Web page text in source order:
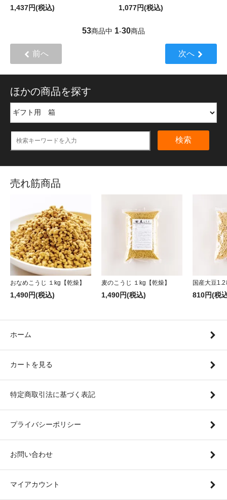
1,437円(税込)
1,077円(税込)
53商品中 1-30商品
前へ 次へ
ほかの商品を探す
検索
売れ筋商品
おなめこうじ １kg【乾燥】
1,490円(税込)
麦のこうじ １kg【乾燥】
1,490円(税込)
国産大豆1.2
810円(税
ホーム
カートを見る
特定商取引法に基づく表記
プライバシーポリシー
お問い合わせ
マイアカウント